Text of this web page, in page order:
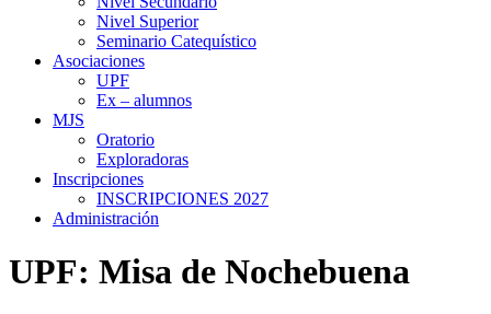
Nivel Superior
Seminario Catequístico
Asociaciones
UPF
Ex – alumnos
MJS
Oratorio
Exploradoras
Inscripciones
INSCRIPCIONES 2027
Administración
UPF: Misa de Nochebuena